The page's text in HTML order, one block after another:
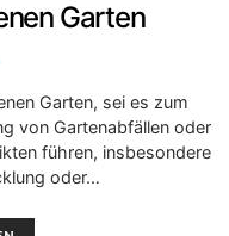
Garten
Garten, sei es zum
von Gartenabfällen oder
führen, insbesondere
oder…